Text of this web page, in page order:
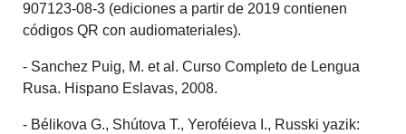
907123-08-3 (ediciones a partir de 2019 contienen
códigos QR con audiomateriales).
- Sanchez Puig, M. et al. Curso Completo de Lengua
Rusa. Hispano Eslavas, 2008.
- Bélikova G., Shútova T., Yeroféieva I., Russki yazik: